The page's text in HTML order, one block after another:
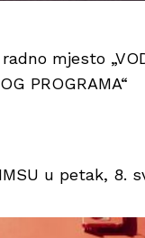
mjesto
PROGRAMA“
u petak, 8.